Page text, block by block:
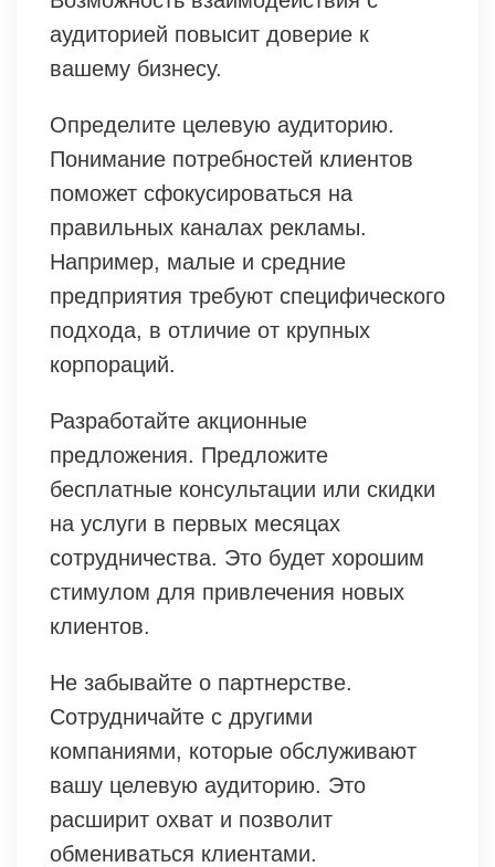
аудиторией повысит доверие к
вашему бизнесу.
Определите целевую аудиторию.
Понимание потребностей клиентов
поможет сфокусироваться на
правильных каналах рекламы.
Например, малые и средние
предприятия требуют специфического
подхода, в отличие от крупных
корпораций.
Разработайте акционные
предложения. Предложите
бесплатные консультации или скидки
на услуги в первых месяцах
сотрудничества. Это будет хорошим
стимулом для привлечения новых
клиентов.
Не забывайте о партнерстве.
Сотрудничайте с другими
компаниями, которые обслуживают
вашу целевую аудиторию. Это
расширит охват и позволит
обмениваться клиентами.